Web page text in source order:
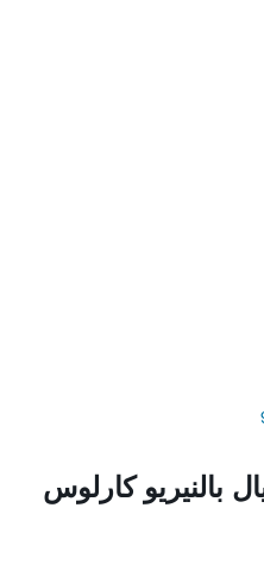
بالنيريو كارلوس